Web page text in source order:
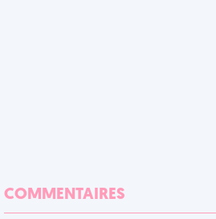
COMMENTAIRES